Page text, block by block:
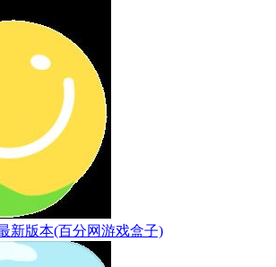
新版本(百分网游戏盒子)